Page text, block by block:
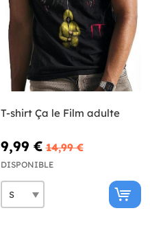
T-shirt Ça le Film adulte
9,99 € 14,99 €
DISPONIBLE